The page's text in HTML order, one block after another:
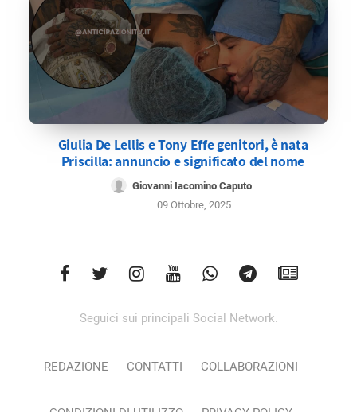
Giulia De Lellis e Tony Effe genitori, è nata
Priscilla: annuncio e significato del nome
Giovanni Iacomino Caputo
09 Ottobre, 2025
Seguici sui principali Social Network.
REDAZIONE CONTATTI COLLABORAZIONI